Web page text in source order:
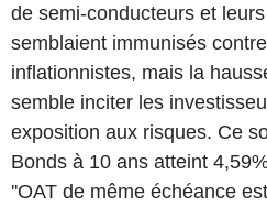
de semi-conducteurs et
semblaient immunisés
inflationnistes, mais la
semble inciter les
exposition aux risques. Ce
Bonds à 10 ans atteint
''OAT de même échéance